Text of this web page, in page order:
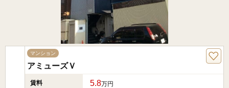
マンション
アミューズＶ
賃料 5.8万円